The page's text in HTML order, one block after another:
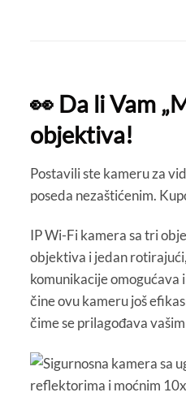
👀 Da li Vam
objektiva!
Postavili ste kameru za
poseda nezaštićenim.
IP Wi-Fi kamera sa tri
objektiva i jedan
komunikacije omogućava
čine ovu kameru još
čime se prilagođava